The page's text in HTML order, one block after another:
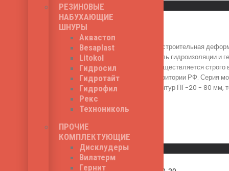
РЕЗИНОВЫЕ
НАБУХАЮЩИЕ
ШНУРЫ
Аквастоп
Besaplast
Litokol
Гидросил
Гидротайт
Гидрофил
Рекс
Технониколь
ПРОЧИЕ
КОМПЛЕКТУЮЩИЕ
Дисклудеры
Вилатерм
Гернит
Быстрый просмотр
Гидроконтур ПГ-20 - строительная
шпонка выполняет роль гидроизоляции и
Установка шпонки осуществляется
строительства на территории РФ. Серия
гидрошпонки Гидроконтур ПГ-20 - 80 мм,
970
Read More
Быстрый просмотр